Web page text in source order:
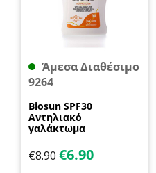
Άμεσα Διαθέσιμο
9264
Biosun SPF30
Αντηλιακό
γαλάκτωμα
προσώπου και
σώματος 70ml
Biosanto
€8.90€6.90